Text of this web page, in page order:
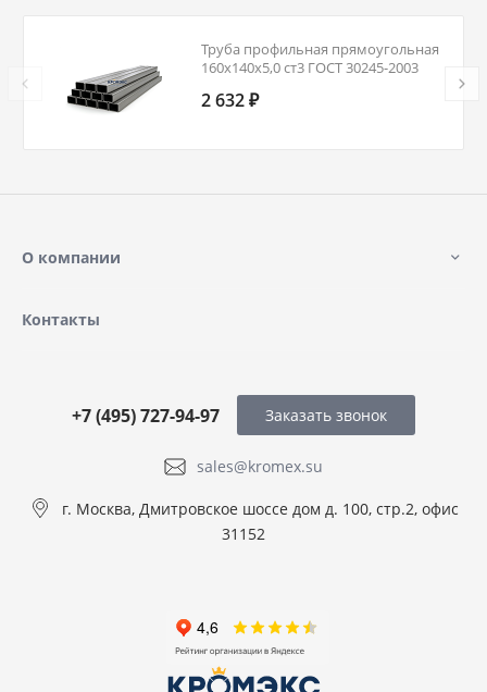
Труба профильная прямоугольная
160х140х5,0 ст3 ГОСТ 30245-2003
2 632 ₽
О компании
Контакты
sales@kromex.su
+7 (495) 727-94-97
г. Москва, Дмитровское шоссе дом д. 100, стр.2, офис
31152
Заказать звонок